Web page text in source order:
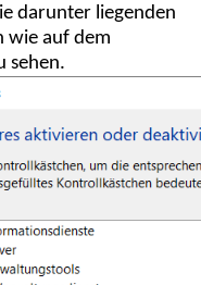
darunter liegenden
wie auf dem
sehen.